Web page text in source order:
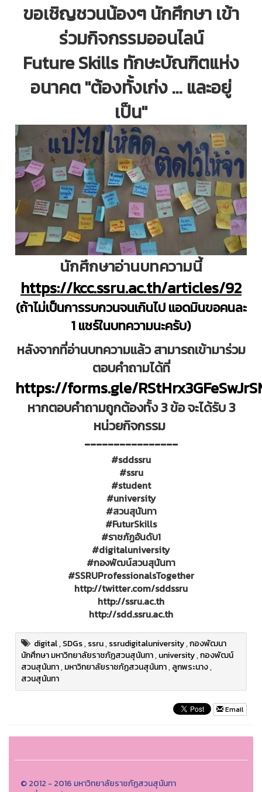
ขอเชิญชวนน้องๆ นักศึกษา เข้า
ร่วมกิจกรรมออนไลน์
Future Skills ทักษะบัณฑิตแห่ง
อนาคต "ต้องทั้งเก่ง ... และอยู่
เป็น"
นักศึกษาอ่านบทความนี้
https://kcc.ssru.ac.th/articles/92
(ถ้าไม่เป็นการรบกวนจนเกินไป แอดมินขอคนละ
1 แชร์ในบทความนะครับ)
หลังจากที่อ่านบทความแล้ว สามารถเข้ามาร่วม
ตอบคำถามได้ที่
https://forms.gle/
หากตอบคำถามถูกต้องทั้ง 3 ข้อ จะได้รับ 3
หน่วยกิจกรรม
----------------
#sddssru
#ssru
#student
#university
#สวนสุนันทา
#FuturSkills
#ราชภัฏอันดับ1
#digitaluniversity
#กองพัฒน์สวนสุนันทา
#SSRUProfessionalsTogether
http://twitter.com/sddssru
http://ssru.ac.th
http://sdd.ssru.ac.th
digital,SDGs,ssru,ssrudigitaluniversity,กองพัฒนา
นักศึกษา มหาวิทยาลัยราชภัฏสวนสุนันทา,university,กองพัฒน์
สวนสุนันทา,มหาวิทยาลัยราชภัฏสวนสุนันทา,ลูกพระนาง,
สวนสุนันทา
Email
© 2012 - 2016 มหาวิทยาลัยราชภัฏสวนสุนันทา